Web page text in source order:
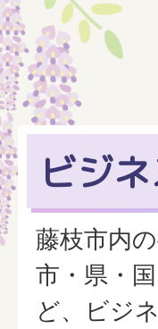
ビジ
藤枝市内
市・県・
ど、ビジ